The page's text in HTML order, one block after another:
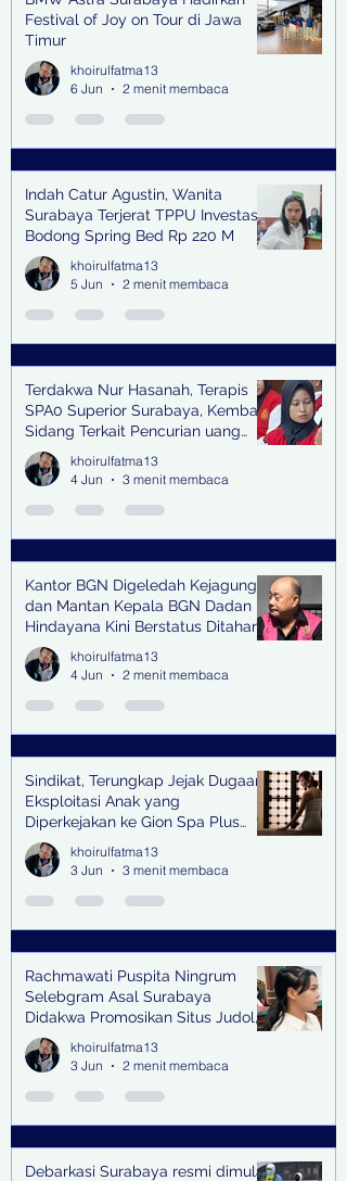
Festival of Joy on Tour di Jawa
Timur
khoirulfatma13
6 Jun
2 menit membaca
Indah Catur Agustin, Wanita
Surabaya Terjerat TPPU Investasi
Bodong Spring Bed Rp 220 M
khoirulfatma13
5 Jun
2 menit membaca
Terdakwa Nur Hasanah, Terapis
SPA0 Superior Surabaya, Kembali
Sidang Terkait Pencurian uang
senilai Rp1,285 M di PN Surabaya
khoirulfatma13
4 Jun
3 menit membaca
Kantor BGN Digeledah Kejagung
dan Mantan Kepala BGN Dadan
Hindayana Kini Berstatus Ditahan
khoirulfatma13
4 Jun
2 menit membaca
Sindikat, Terungkap Jejak Dugaan
Eksploitasi Anak yang
Diperkejakan ke Gion Spa Plus
and Pub Surabaya,
khoirulfatma13
3 Jun
3 menit membaca
Rachmawati Puspita Ningrum
Selebgram Asal Surabaya
Didakwa Promosikan Situs Judol,
Raup Rp2 Juta dari Tiga Kali
Endorse
khoirulfatma13
3 Jun
2 menit membaca
Debarkasi Surabaya resmi dimulai